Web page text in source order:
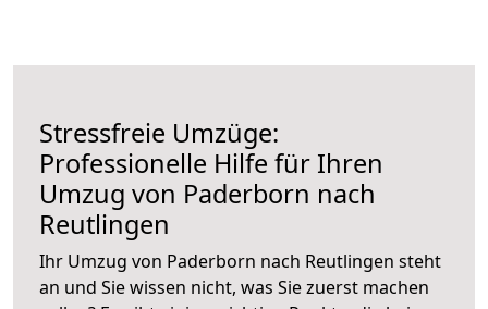
Stressfreie Umzüge:
Professionelle Hilfe für Ihren
Umzug von Paderborn nach
Reutlingen
Ihr Umzug von Paderborn nach Reutlingen steht
an und Sie wissen nicht, was Sie zuerst machen